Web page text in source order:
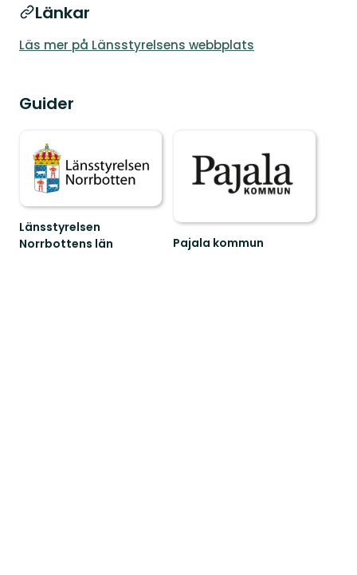
Länkar
Läs mer på Länsstyrelsens webbplats
Guider
Länsstyrelsen
Norrbottens län
Pajala kommun